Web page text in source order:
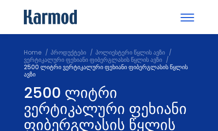
Home პროდუქტები
პოლიესტერი წყლის ავზი
ვერტიკალური ფეხიანი ფიბერგლასის წყლის ავზი
2500 ლიტრი ვერტიკალური ფეხიანი ფიბერგლასის წყლის
ავზი
2500 ლიტრი
ვერტიკალური ფეხიანი
ფიბერგლასის წყლის